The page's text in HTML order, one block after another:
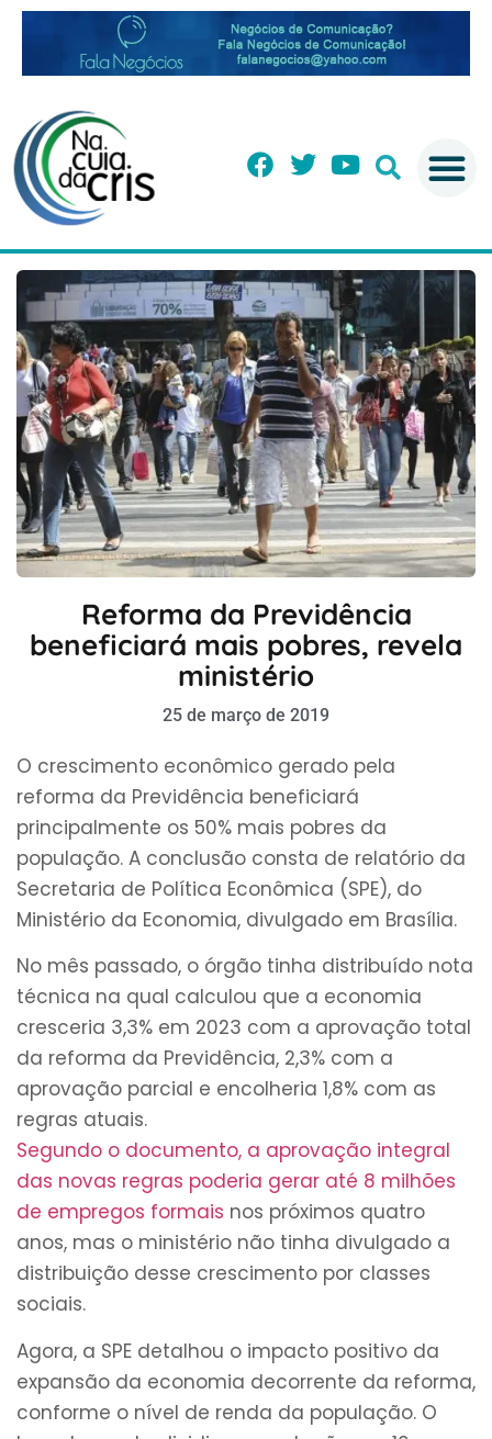
Reforma da Previdência
beneficiará mais pobres, revela
ministério
25 de março de 2019
O crescimento econômico gerado pela
reforma da Previdência beneficiará
principalmente os 50% mais pobres da
população. A conclusão consta de relatório da
Secretaria de Política Econômica (SPE), do
Ministério da Economia, divulgado em Brasília.
No mês passado, o órgão tinha distribuído nota
técnica na qual calculou que a economia
cresceria 3,3% em 2023 com a aprovação total
da reforma da Previdência, 2,3% com a
aprovação parcial e encolheria 1,8% com as
regras atuais.
Segundo o documento, a aprovação integral
das novas regras poderia gerar até 8 milhões
de empregos formais nos próximos quatro
anos, mas o ministério não tinha divulgado a
distribuição desse crescimento por classes
sociais.
Agora, a SPE detalhou o impacto positivo da
expansão da economia decorrente da reforma,
conforme o nível de renda da população. O